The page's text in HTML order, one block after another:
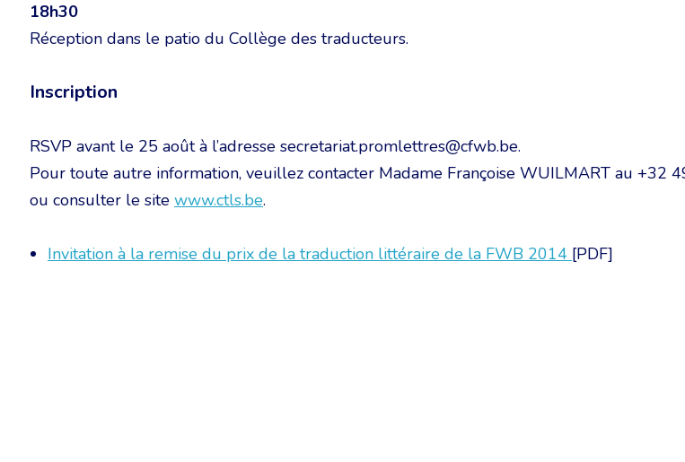
18h30
Réception dans le patio du Collège des traducteurs.
Inscription
RSVP avant le 25 août à l’adresse secretariat.promlettres@cfwb.be.
Pour toute autre information, veuillez contacter Madame Françoise WUILMART au +32
ou consulter le site www.ctls.be.
Invitation à la remise du prix de la traduction littéraire de la FWB 2014 [PDF]